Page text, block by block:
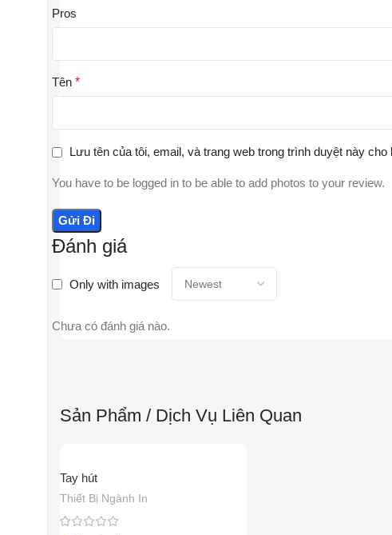
Đánh giá
Only with images
Chưa có đánh giá nào.
Pros
Tên *
Lưu tên của tôi, email, và trang web trong trình duyệt này cho
You have to be logged in to be able to add photos to your review.
Sản Phẩm / Dịch Vụ Liên Quan
Tay hút
Thiết Bị Ngành In